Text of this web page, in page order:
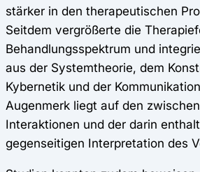
stärker in den therapeutischen
Seitdem vergrößerte die
Behandlungsspektrum und
aus der Systemtheorie, dem
Kybernetik und der
Augenmerk liegt auf den
Interaktionen und der darin
gegenseitigen Interpretation des